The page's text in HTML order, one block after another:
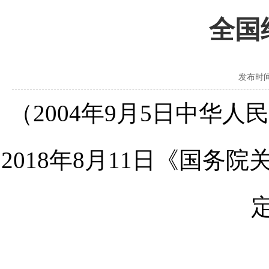
全国
发布时
（2004年9 月 5 日中华人
2018年8 月 11 日《国务院